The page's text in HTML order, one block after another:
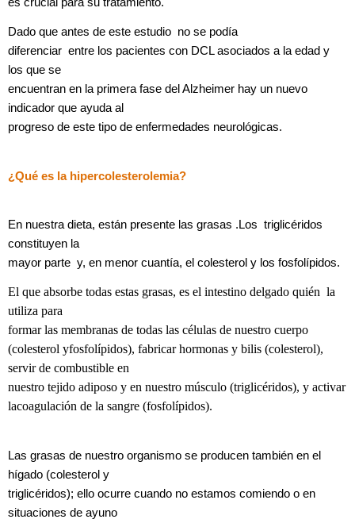
Dado que antes de este estudio no se podía
diferenciar entre los pacientes con DCL asociados a la edad y
los que se
encuentran en la primera fase del Alzheimer hay un nuevo
indicador que ayuda al
progreso de este tipo de enfermedades neurológicas.
¿Qué es la hipercolesterolemia?
En nuestra dieta, están presente las grasas .Los triglicéridos
constituyen la
mayor parte y, en menor cuantía, el colesterol y los fosfolípidos.
El que absorbe todas estas grasas, es el intestino delgado quién la
utiliza para
formar las membranas de todas las células de nuestro cuerpo
(colesterol yfosfolípidos), fabricar hormonas y bilis (colesterol),
servir de combustible en
nuestro tejido adiposo y en nuestro músculo (triglicéridos), y activar
lacoagulación de la sangre (fosfolípidos).
Las grasas de nuestro organismo se producen también en el
hígado (colesterol y
triglicéridos); ello ocurre cuando no estamos comiendo o en
situaciones de ayuno